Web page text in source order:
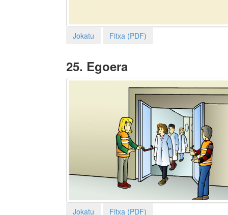
Jokatu Fitxa (PDF)
25. Egoera
Jokatu Fitxa (PDF)